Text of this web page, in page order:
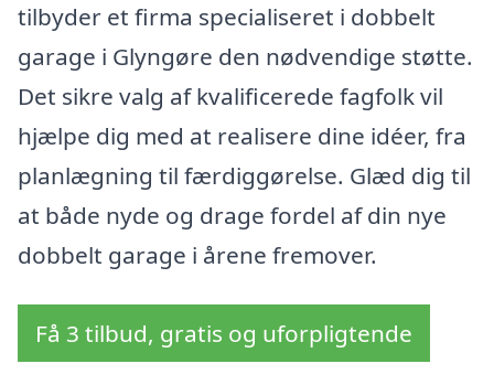
tilbyder et firma specialiseret i dobbelt
garage i Glyngøre den nødvendige støtte.
Det sikre valg af kvalificerede fagfolk vil
hjælpe dig med at realisere dine idéer, fra
planlægning til færdiggørelse. Glæd dig til
at både nyde og drage fordel af din nye
dobbelt garage i årene fremover.
Få 3 tilbud, gratis og uforpligtende